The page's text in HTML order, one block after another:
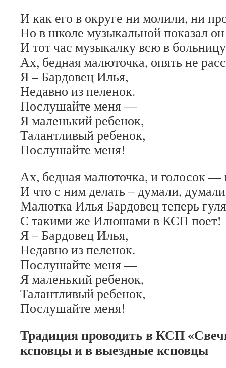
И как его в округе ни молили, ни
Но в школе музыкальной показал
И тот час музыкалку всю в
Ах, бедная малюточка, опять не
Я – Бардовец Илья,
Недавно из пеленок.
Послушайте меня —
Я маленький ребенок,
Талантливый ребенок,
Послушайте меня!
Ах, бедная малюточка, и голосок —
И что с ним делать – думали,
Малютка Илья Бардовец теперь
С такими же Илюшами в КСП поет!
Я – Бардовец Илья,
Недавно из пеленок.
Послушайте меня —
Я маленький ребенок,
Талантливый ребенок,
Послушайте меня!
Традиция проводить в КСП
ксповцы и в выездные ксповцы